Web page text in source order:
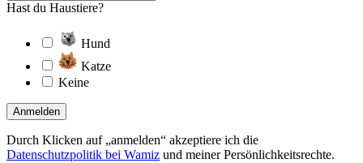
Hast du Haustiere?
Hund
Katze
Keine
Anmelden
Durch Klicken auf „anmelden“ akzeptiere ich die
Datenschutzpolitik bei Wamiz und meiner Persönlichkeitsrechte.